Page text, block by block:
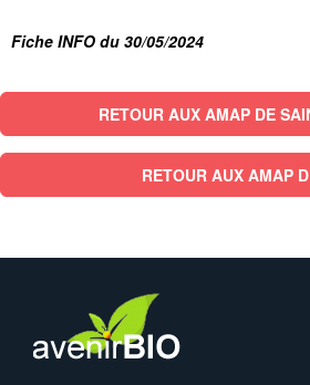
Fiche INFO du 30/05/2024
RETOUR AUX AMAP DE
RETOUR AUX AMAP